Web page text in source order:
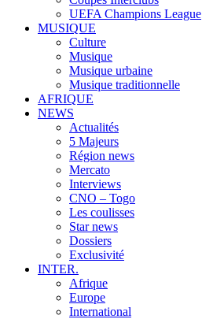
UEFA Champions League
MUSIQUE
Culture
Musique
Musique urbaine
Musique traditionnelle
AFRIQUE
NEWS
Actualités
5 Majeurs
Région news
Mercato
Interviews
CNO – Togo
Les coulisses
Star news
Dossiers
Exclusivité
INTER.
Afrique
Europe
International